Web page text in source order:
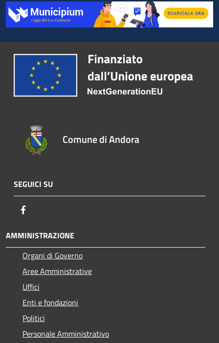
Comune di Andora
SEGUICI SU
AMMINISTRAZIONE
Organi di Governo
Aree Amministrative
Uffici
Enti e fondazioni
Politici
Personale Amministrativo